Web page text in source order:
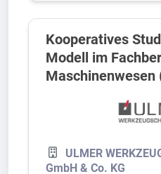
Kooperatives
Modell im
Maschinenwesen
ULMER
GmbH & Co. KG